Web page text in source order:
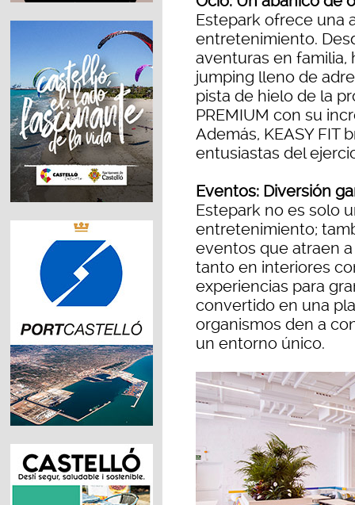
Estepark ofrece una
entretenimiento.
aventuras en familia,
jumping lleno de
pista de hielo de la
PREMIUM con su
Además, KEASY FIT
entusiastas del
Eventos: Diversión
Estepark no es solo
entretenimiento;
eventos que atraen
tanto en interiores
experiencias para
convertido en una
organismos den a
un entorno único.